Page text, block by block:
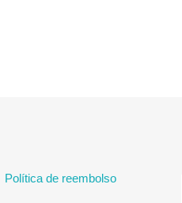
Política de reembolso